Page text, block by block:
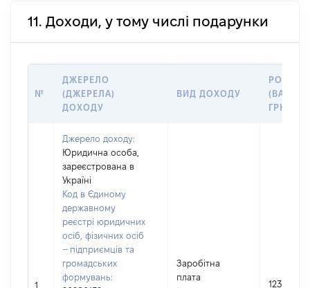
11. Доходи, у тому числі подарунки
№
ДЖЕРЕЛО
(ДЖЕРЕЛА)
ДОХОДУ
ВИД ДОХОДУ
РОЗМІР
ГРН
1
Джерело доходу:
Юридична особа,
зареєстрована в
Україні
Код в Єдиному
державному
реєстрі юридичних
осіб, фізичних осіб
– підприємців та
громадських
формувань:
Заробітна
плата
1237141